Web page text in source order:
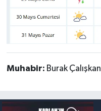
Muhabir: Burak Çalışkan